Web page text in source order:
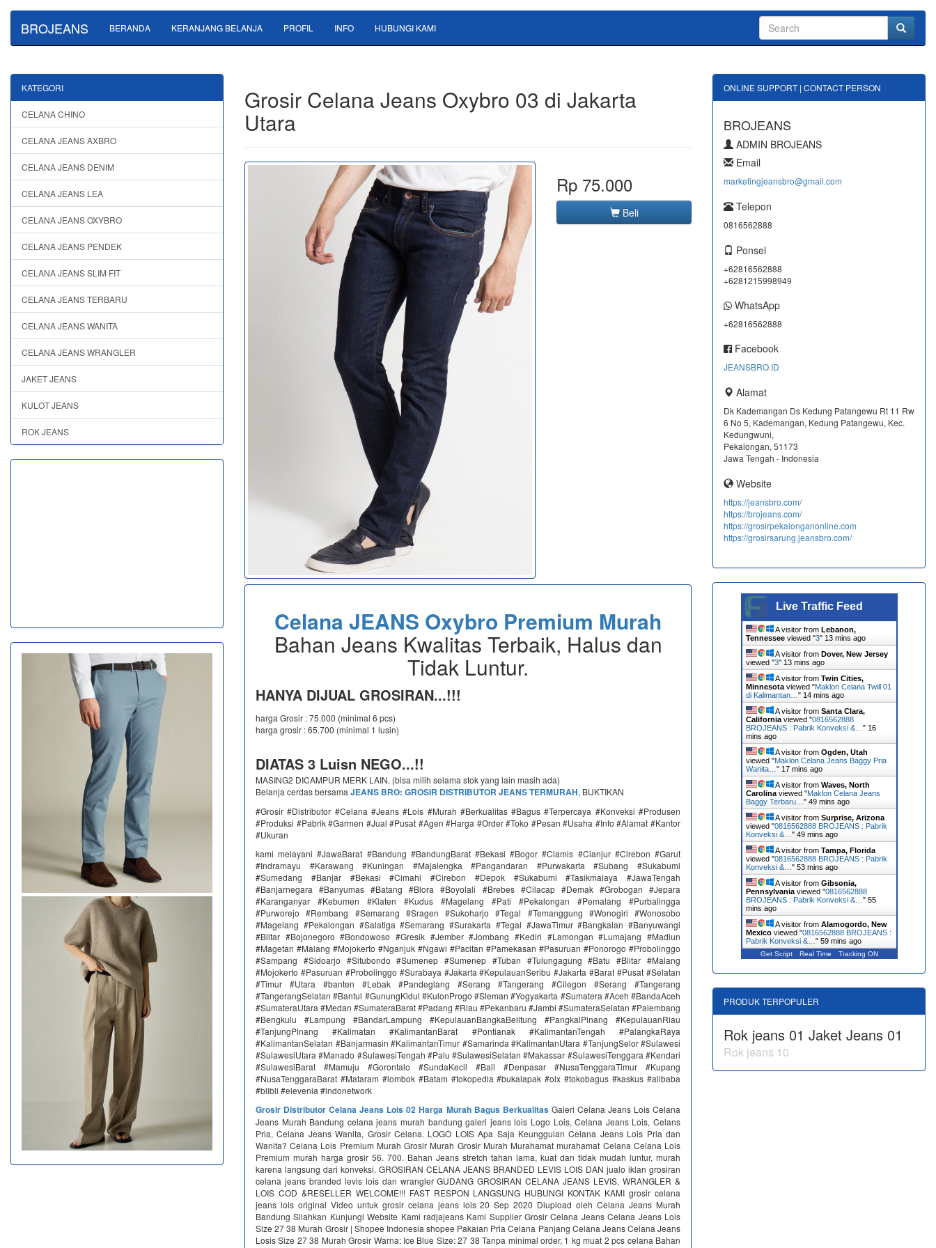
BROJEANS BERANDA KERANJANG BELANJA PROFIL INFO HUBUNGI KAMI
Grosir Celana Jeans Oxybro 03 di Jakarta
Utara
Rp 75.000
Beli
Celana JEANS Oxybro Premium Murah
Bahan Jeans Kwalitas Terbaik, Halus dan
Tidak Luntur.
HANYA DIJUAL GROSIRAN...!!!
harga Grosir : 75.000 (minimal 6 pcs)
harga grosir : 65.700 (minimal 1 lusin)
DIATAS 3 Luisn NEGO...!!
MASING2 DICAMPUR MERK LAIN. (bisa milih selama stok yang lain masih ada)
Belanja cerdas bersama JEANS BRO: GROSIR DISTRIBUTOR JEANS TERMURAH, BUKTIKAN
#Grosir #Distributor #Celana #Jeans #Lois #Murah #Berkualitas #Bagus #Terpercaya #Konveksi #Produsen
#Produksi #Pabrik #Garmen #Jual #Pusat #Agen #Harga #Order #Toko #Pesan #Usaha #Info #Alamat #Kantor
#Ukuran
kami melayani #JawaBarat #Bandung #BandungBarat #Bekasi #Bogor #Ciamis #Cianjur #Cirebon #Garut
#Indramayu #Karawang #Kuningan #Majalengka #Pangandaran #Purwakarta #Subang #Sukabumi
#Sumedang #Banjar #Bekasi #Cimahi #Cirebon #Depok #Sukabumi #Tasikmalaya #JawaTengah
#Banjarnegara #Banyumas #Batang #Blora #Boyolali #Brebes #Cilacap #Demak #Grobogan #Jepara
#Karanganyar #Kebumen #Klaten #Kudus #Magelang #Pati #Pekalongan #Pemalang #Purbalingga
#Purworejo #Rembang #Semarang #Sragen #Sukoharjo #Tegal #Temanggung #Wonogiri #Wonosobo
#Magelang #Pekalongan #Salatiga #Semarang #Surakarta #Tegal #JawaTimur #Bangkalan #Banyuwangi
#Blitar #Bojonegoro #Bondowoso #Gresik #Jember #Jombang #Kediri #Lamongan #Lumajang #Madiun
#Magetan #Malang #Mojokerto #Nganjuk #Ngawi #Pacitan #Pamekasan #Pasuruan #Ponorogo #Probolinggo
#Sampang #Sidoarjo #Situbondo #Sumenep #Sumenep #Tuban #Tulungagung #Batu #Blitar #Malang
#Mojokerto #Pasuruan #Probolinggo #Surabaya #Jakarta #KepulauanSeribu #Jakarta #Barat #Pusat #Selatan
#Timur #Utara #banten #Lebak #Pandeglang #Serang #Tangerang #Cilegon #Serang #Tangerang
#TangerangSelatan #Bantul #GunungKidul #KulonProgo #Sleman #Yogyakarta #Sumatera #Aceh #BandaAceh
#SumateraUtara #Medan #SumateraBarat #Padang #Riau #Pekanbaru #Jambi #SumateraSelatan #Palembang
#Bengkulu #Lampung #BandarLampung #KepulauanBangkaBelitung #PangkalPinang #KepulauanRiau
#TanjungPinang #Kalimatan #KalimantanBarat #Pontianak #KalimantanTengah #PalangkaRaya
#KalimantanSelatan #Banjarmasin #KalimantanTimur #Samarinda #KalimantanUtara #TanjungSelor #Sulawesi
#SulawesiUtara #Manado #SulawesiTengah #Palu #SulawesiSelatan #Makassar #SulawesiTenggara #Kendari
#SulawesiBarat #Mamuju #Gorontalo #SundaKecil #Bali #Denpasar #NusaTenggaraTimur #Kupang
#NusaTenggaraBarat #Mataram #lombok #Batam #tokopedia #bukalapak #olx #tokobagus #kaskus #alibaba
#blibli #elevenia #indonetwork
Grosir Distributor Celana Jeans Lois 02 Harga Murah Bagus BerkualitasGaleri Celana Jeans Lois Celana
Jeans Murah Bandung celana jeans murah bandung galeri jeans lois Logo Lois, Celana Jeans Lois, Celans
Pria, Celana Jeans Wanita, Grosir Celana. LOGO LOIS Apa Saja Keunggulan Celana Jeans Lois Pria dan
Wanita? Celana Lois Premium Murah Grosir Murah Grosir Murah Murahamat murahamat Celana Celana Lois
Premium murah harga grosir 56. 700. Bahan Jeans stretch tahan lama, kuat dan tidak mudah luntur, murah
karena langsung dari konveksi. GROSIRAN CELANA JEANS BRANDED LEVIS LOIS DAN jualo iklan grosiran
celana jeans branded levis lois dan wrangler GUDANG GROSIRAN CELANA JEANS LEVIS, WRANGLER &
LOIS COD &RESELLER WELCOME!!! FAST RESPON LANGSUNG HUBUNGI KONTAK KAMI grosir celana
jeans lois original Video untuk grosir celana jeans lois 20 Sep 2020 Diupload oleh Celana Jeans Murah
Bandung Silahkan Kunjungi Website Kami radjajeans Kami Supplier Grosir Celana Jeans Celana Jeans Lois
Size 27 38 Murah Grosir | Shopee Indonesia shopee Pakaian Pria Celana Panjang Celana Jeans Celana Jeans
Losis Size 27 38 Murah Grosir Warna: Ice Blue Size: 27 38 Tanpa minimal order, 1 kg muat 2 pcs celana Bahan
KATEGORI
CELANA CHINO
CELANA JEANS AXBRO
CELANA JEANS DENIM
CELANA JEANS LEA
CELANA JEANS OXYBRO
CELANA JEANS PENDEK
CELANA JEANS SLIM FIT
CELANA JEANS TERBARU
CELANA JEANS WANITA
CELANA JEANS WRANGLER
JAKET JEANS
KULOT JEANS
ROK JEANS
ONLINE SUPPORT | CONTACT PERSON
BROJEANS
ADMIN BROJEANS
Email
marketingjeansbro@gmail.com
Telepon
0816562888
Ponsel
+62816562888
+6281215998949
WhatsApp
+62816562888
Facebook
JEANSBRO.ID
Alamat
Dk Kademangan Ds Kedung Patangewu Rt 11 Rw
6 No 5, Kademangan, Kedung Patangewu, Kec.
Kedungwuni,
Pekalongan, 51173
Jawa Tengah - Indonesia
Website
https://jeansbro.com/
https://brojeans.com/
https://grosirpekalonganonline.com
https://grosirsarung.jeansbro.com/
Live Traffic Feed
A visitor from Lebanon,
Tennesseeviewed "3" 13 mins ago
A visitor from Dover, New Jersey
viewed "3" 13 mins ago
A visitor from Twin Cities,
Minnesotaviewed "Maklon Celana Twill 01
di Kalimantan… " 14 mins ago
A visitor from Santa Clara,
Californiaviewed "0816562888
BROJEANS : Pabrik Konveksi &… " 16
mins ago
A visitor from Ogden, Utah
viewed "Maklon Celana Jeans Baggy Pria
Wanita… " 17 mins ago
A visitor from Waves, North
Carolinaviewed "Maklon Celana Jeans
Baggy Terbaru… " 49 mins ago
A visitor from Surprise, Arizona
viewed "0816562888 BROJEANS : Pabrik
Konveksi &… " 49 mins ago
A visitor from Tampa, Florida
viewed "0816562888 BROJEANS : Pabrik
Konveksi &… " 53 mins ago
A visitor from Gibsonia,
Pennsylvaniaviewed "0816562888
BROJEANS : Pabrik Konveksi &… " 55
mins ago
A visitor from Alamogordo, New
Mexicoviewed "0816562888 BROJEANS :
Pabrik Konveksi &… " 59 mins ago
Get Script Real Time Tracking ON
PRODUK TERPOPULER
Rok jeans 01 Jaket Jeans 01
Rok jeans 10